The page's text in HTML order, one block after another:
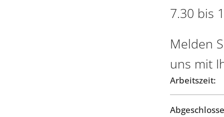
7.30 bis
Melden
uns mit
Arbeitszeit: